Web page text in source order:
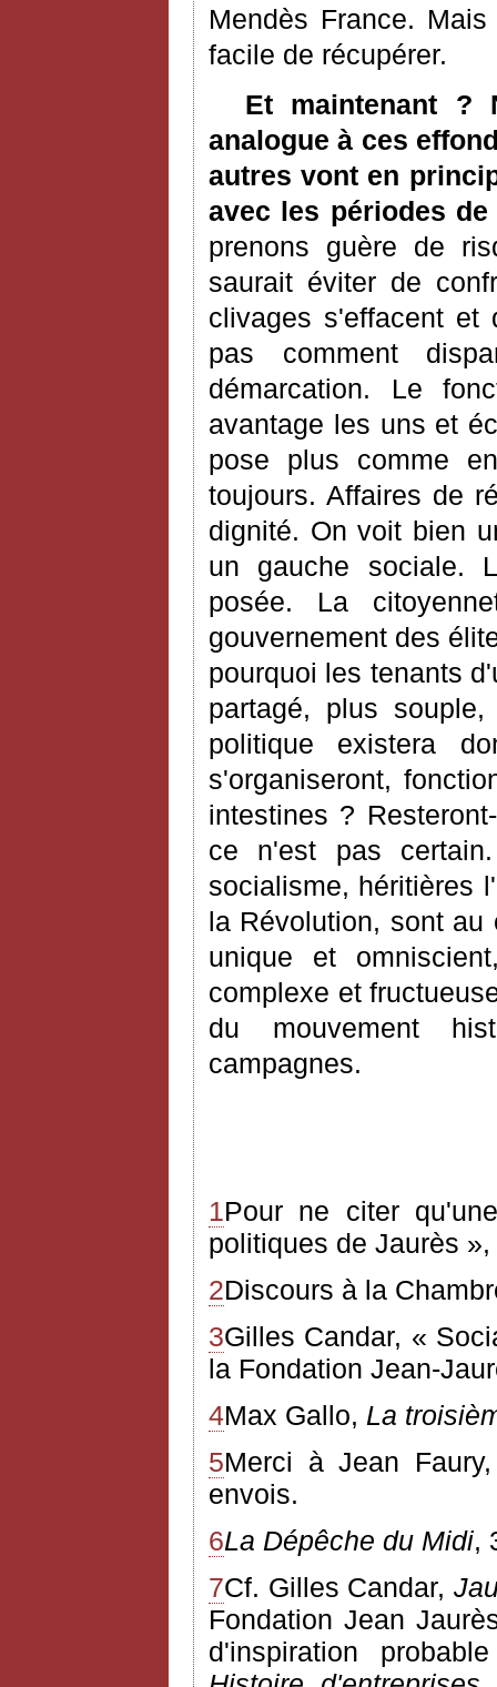
Mendès France.
facile de récupérer.
Et maintenant ?
analogue à ces
autres vont en
avec les périodes
prenons guère de
saurait éviter de
clivages s'effacent et
pas comment
démarcation. Le
avantage les uns et
pose plus comme
toujours. Affaires de
dignité. On voit bien
un gauche sociale.
posée. La
gouvernement des
pourquoi les tenants
partagé, plus
politique existera
s'organiseront,
intestines ?
ce n'est pas
socialisme, héritières
la Révolution, sont
unique et
complexe et
du mouvement
campagnes.
1Pour ne citer
politiques de Jaurès »,
2Discours à la
3Gilles Candar, «
la Fondation Jean-
4Max Gallo, La
5Merci à Jean
envois.
6La Dépêche du Midi,
7Cf. Gilles Candar,
Fondation Jean
d'inspiration